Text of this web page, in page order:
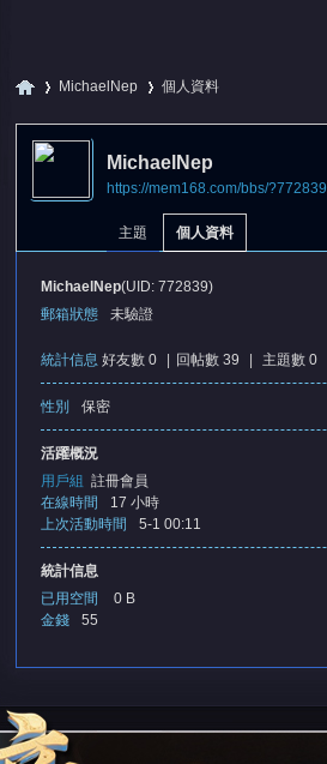
天
MichaelNep
›
個人資料
MichaelNep
https://mem168.com/bbs/?772839
主題 個人資料
MichaelNep(UID: 772839)
郵箱狀態
未驗證
統計信息 好友數 0 回帖數 39 主題數 0
性別 保密
活躍概況
用戶組 註冊會員
在線時間
17 小時
上次活動時間
5-1 00:11
統計信息
已用空間
0 B
金錢
55